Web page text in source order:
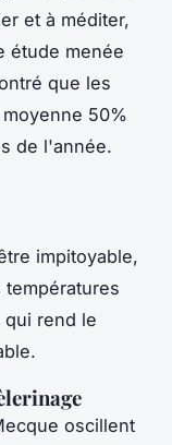
et à méditer,
étude menée
que les
50%
de l'année.
impitoyable,
rend le
oscillent